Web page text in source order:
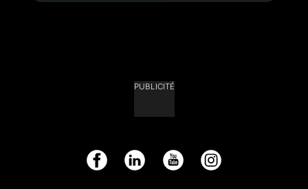
PUBLICITÉ
Facebook LinkedIn YouTube Instagram